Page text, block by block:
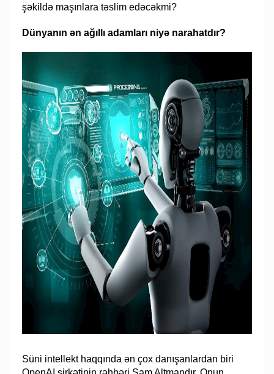
şəkildə maşınlara təslim edəcəkmi?
Dünyanın ən ağıllı adamları niyə narahatdır?
Süni intellekt haqqında ən çox danışanlardan biri